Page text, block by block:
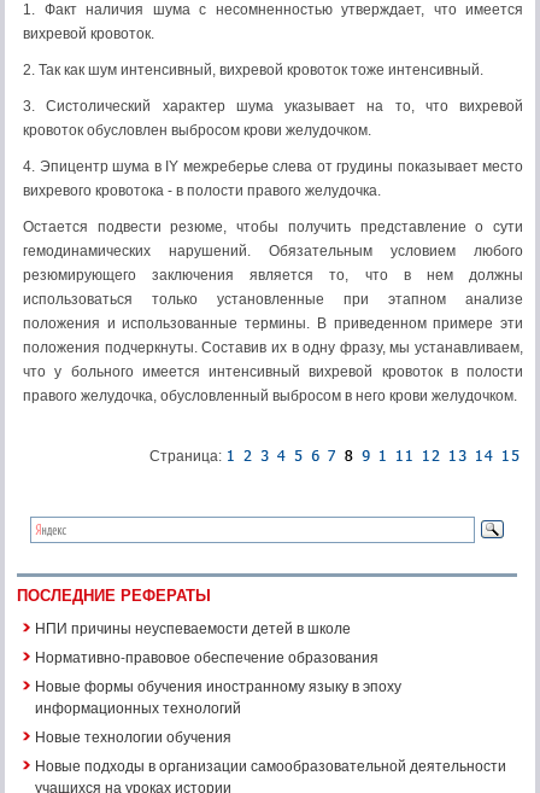
1. Факт наличия шума с несомненностью утверждает, что имеется
вихревой кровоток.
2. Так как шум интенсивный, вихревой кровоток тоже интенсивный.
3. Систолический характер шума указывает на то, что вихревой
кровоток обусловлен выбросом крови желудочком.
4. Эпицентр шума в IY межреберье слева от грудины показывает место
вихревого кровотока - в полости правого желудочка.
Остается подвести резюме, чтобы получить представление о сути
гемодинамических нарушений. Обязательным условием любого
резюмирующего заключения является то, что в нем должны
использоваться только установленные при этапном анализе
положения и использованные термины. В приведенном примере эти
положения подчеркнуты. Составив их в одну фразу, мы устанавливаем,
что у больного имеется интенсивный вихревой кровоток в полости
правого желудочка, обусловленный выбросом в него крови желудочком.
Страница:
ПОСЛЕДНИЕ РЕФЕРАТЫ
НПИ причины неуспеваемости детей в школе
Нормативно-правовое обеспечение образования
Новые формы обучения иностранному языку в эпоху
информационных технологий
Новые технологии обучения
Новые подходы в организации самообразовательной деятельности
учащихся на уроках истории